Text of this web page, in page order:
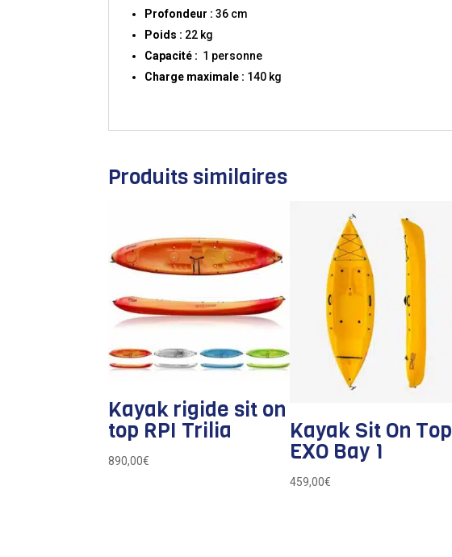
Profondeur : 36 cm
Poids : 22 kg
Capacité : 1 personne
Charge maximale : 140 kg
Produits similaires
Kayak rigide sit on
top RPI Trilia
890,00€
Kayak Sit On Top
EXO Bay 1
459,00€